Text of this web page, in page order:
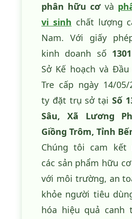
phân hữu cơvà
vi sinh chất lượng
Nam. Với giấy
kinh doanh số
Sở Kế hoạch và
Tre cấp ngày 14/05/
ty đặt trụ sở tại Số
Sâu, Xã Lương
Giồng Trôm, Tỉnh
Chúng tôi cam kết
các sản phẩm hữu
với môi trường, an
khỏe người tiêu
hóa hiệu quả canh